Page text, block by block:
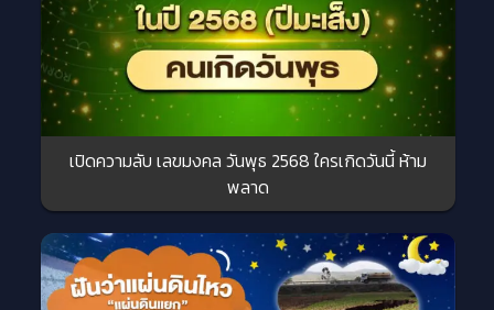
เปิดความลับ เลขมงคล วันพุธ 2568 ใครเกิดวันนี้ ห้าม
พลาด